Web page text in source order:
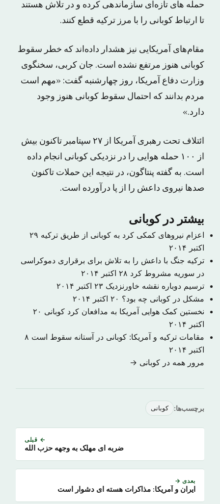
حمله های تازه‌ای سازماندهی کرده‌ و در تلاش هستند
تا ارتباط کوبانی را با مرز ترکیه قطع کنند.
مقام‌های آمریکایی نیز هشدار داده‌اند که خطر سقوط
کوبانی هنوز مرتفع نشده است. جان کربی، سخنگوی
وزارت دفاع آمریکا، روز چهارشنبه گفت: «مهم است
مردم بدانند که احتمال سقوط کوبانی هنوز وجود
دارد.»
ائتلاف تحت رهبری آمریکا از ۲۷ سپتامبر تاکنون بیش
از ۱۰۰ حمله هوایی را در نزدیکی کوبانی انجام داده
است. به گفته پنتاگون، در نتیجه این حملات تاکنون
صد‌ها نیروی داعش را از پا درآورده است.
بیشتر در کوبانی
اعزام نیروهای کمکی کرد به کوبانی از طریق ترکیه ۲۹
اکتبر ۲۰۱۴
ترکیه جنگ با داعش را به تلاش برای برقراری دموکراسی
در سوریه مشروط کرد ۲۸ اکتبر ۲۰۱۴
ترسیم دوباره نقشه خاورنزدیک ۲۳ اکتبر ۲۰۱۴
مشکل در کوبانی چه بود؟ ۲۰ اکتبر ۲۰۱۴
نخستین کمک هوایی آمریکا به مدافعان کرد کوبانی ۲۰
اکتبر ۲۰۱۴
مقامات ترکیه و آمریکا: کوبانی در آستانه سقوط است ۸
اکتبر ۲۰۱۴
مرور همه در کوبانی →
برچسب‌ها: کوبانی
← قبلی
ضربه ای مهلک به وجهه حزب الله
بعدی →
ایران و آمریکا: مذاکرات هسته ای دشوار است